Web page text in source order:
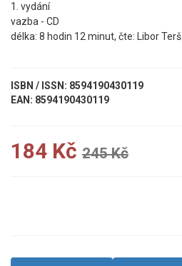
1. vydání
vazba - CD
délka: 8 hodin 12 minut, čte: Libor Terš
ISBN / ISSN: 8594190430119
EAN: 8594190430119
184 Kč 245 Kč